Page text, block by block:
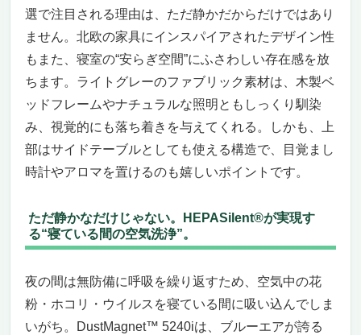
睡眠の質を底上げする“静かさ”と“清浄力”──
寝室に最適な空気清浄機の決定版
操作いらず、手間いらず。寝室に求められ
る“気遣い”がすべて詰まっている
この空気清浄機が「おすすめな人」と「ちょ
っと違うかもな人」のリアルな境界線
Dyson Purifier Hot+Cool HP12 WG
寝室の空気を、極上の静けさとともに浄化す
る。“眠りの質”まで変えてくれる空気清浄
ナイトモードで音も光も静かに。睡眠を邪魔
しない気配り設計。
寝室特有の空気の悩みも、Dysonなら一気に
リモート操作で、“寝室に入る前”に空気を整
えるという新習慣を。
こんな人におすすめ／逆にこういう人には微
選で注目される理由は、ただ静かだからだけではあり
ません。北欧の家具にインスパイアされたデザイン性
もまた、寝室の“安らぎ空間”にふさわしい存在感を放
ちます。ライトグレーのファブリック素材は、木製ベ
ッドフレームやナチュラルな照明ともしっくり馴染
み、視覚的にも落ち着きを与えてくれる。しかも、上
部はサイドテーブルとしても使える構造で、目覚まし
時計やアロマを置けるのも嬉しいポイントです。
ただ静かなだけじゃない。HEPASilent®が実現す
る“寝ている間の空気洗浄”。
夜の間は無防備に呼吸を繰り返すため、空気中の花
粉・ホコリ・ウイルスを寝ている間に吸い込んでしま
いがち。DustMagnet™ 5240iは、ブルーエアが誇る